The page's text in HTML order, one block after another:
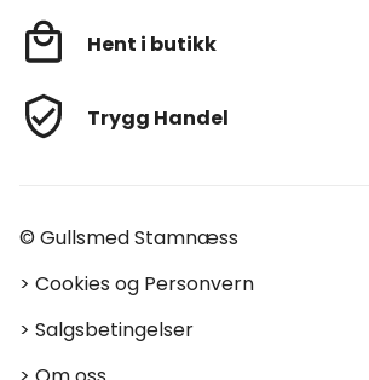
Hent i butikk
Trygg Handel
© Gullsmed Stamnæss
> Cookies og Personvern
> Salgsbetingelser